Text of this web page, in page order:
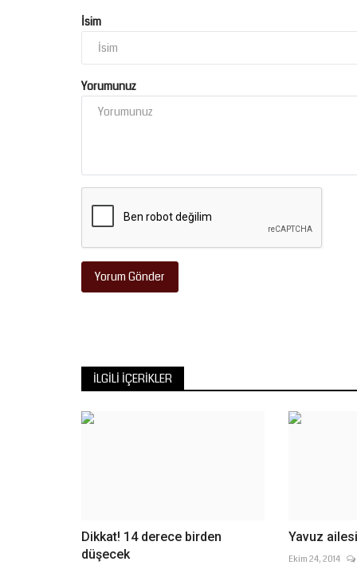
İsim
Yorumunuz
Yorum Gönder
İLGILI İÇERIKLER
Dikkat! 14 derece birden
düşecek
Yavuz
Ekim 24, 2014
Temmuz 29, 2026
Bakan Yumaklı'dan fırtına ve yangın uyarısı: Tarım